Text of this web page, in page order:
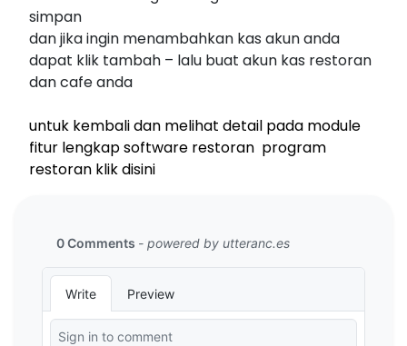
simpan
dan jika ingin menambahkan kas akun anda
dapat klik tambah – lalu buat akun kas restoran
dan cafe anda
untuk kembali dan melihat detail pada module
fitur lengkap software restoran program
restoran klik disini